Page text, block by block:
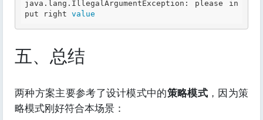
java.lang.IllegalArgumentException: please in
put
right value
五、总结
两种方案主要参考了设计模式中的策略模式 ，因为策
略模式刚好符合本场景：